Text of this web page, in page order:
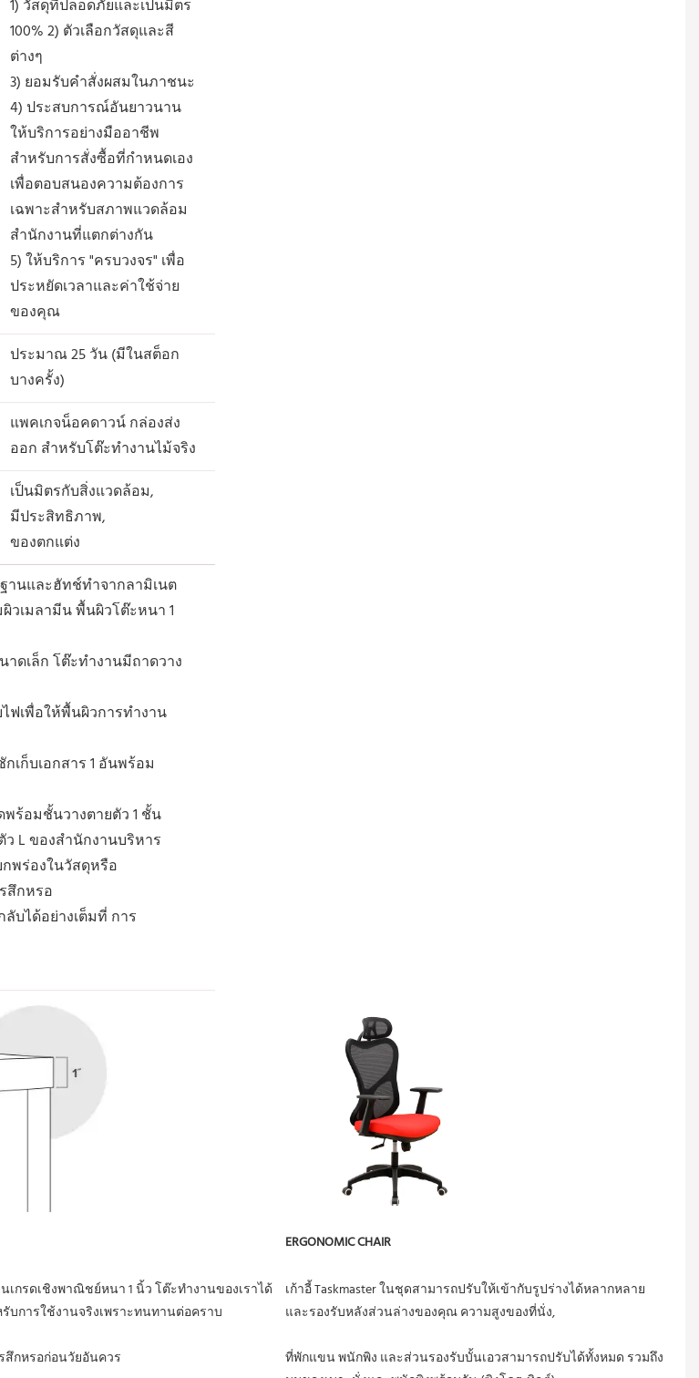
1) วัสดุที่ปลอดภัยและเป็นมิตร
100% 2) ตัวเลือกวัสดุและสี
ต่างๆ
3) ยอมรับคำสั่งผสมในภาชนะ
4) ประสบการณ์อันยาวนาน
ให้บริการอย่างมืออาชีพ
สำหรับการสั่งซื้อที่กำหนดเอง
เพื่อตอบสนองความต้องการ
เฉพาะสำหรับสภาพแวดล้อม
สำนักงานที่แตกต่างกัน
5) ให้บริการ "ครบวงจร" เพื่อ
ประหยัดเวลาและค่าใช้จ่าย
ของคุณ
ประมาณ 25 วัน (มีในสต็อก
บางครั้ง)
แพคเกจน็อคดาวน์ กล่องส่ง
ออก สำหรับโต๊ะทำงานไม้จริง
เป็นมิตรกับสิ่งแวดล้อม,
มีประสิทธิภาพ,
ของตกแต่ง
นและฮัทช์ทำจากลามิเนต
เมลามีน พื้นผิวโต๊ะหนา 1
าดเล็ก โต๊ะทำงานมีถาดวาง
ฟเพื่อให้พื้นผิวการทำงาน
เก็บเอกสาร 1 อันพร้อม
ร้อมชั้นวางตายตัว 1 ชั้น
ว L ของสำนักงานบริหาร
พร่องในวัสดุหรือ
สึกหรอ
บได้อย่างเต็มที่ การ
เกรดเชิงพาณิชย์หนา 1 นิ้ว โต๊ะทำงานของเราได้
ERGONOMIC CHAIR
เก้าอี้ Taskmaster ในชุดสามารถปรับให้เข้ากับรูปร่างได้หลากหลาย
และรองรับหลังส่วนล่างของคุณ ความสูงของที่นั่ง,
ที่พักแขน พนักพิง และส่วนรองรับบั้นเอวสามารถปรับได้ทั้งหมด รวมถึง